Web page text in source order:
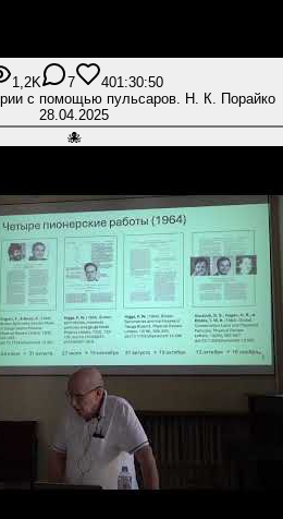
1,2K 7 401:30:50
с помощью пульсаров. Н. К. Порайко
28.04.2025
🐙